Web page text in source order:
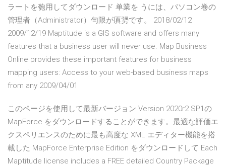
ラートを匏用してダウンロード 单業を うには、パソコン卷の
管理者（Administrator）勻限が厧勥です。 2018/02/12
2009/12/19 Maptitude is a GIS software and offers many
features that a business user will never use. Map Business
Online provides these important features for business
mapping users: Access to your web-based business maps
from any 2009/04/01
このページを使用して最新バージョン Version 2020r2 SP1の
MapForce をダウンロードすることができます。最適な評価エ
クスペリエンスのために最も高度な XML エディター機能を搭
載した MapForce Enterprise Edition をダウンロードして Each
Maptitude license includes a FREE detailed Country Package